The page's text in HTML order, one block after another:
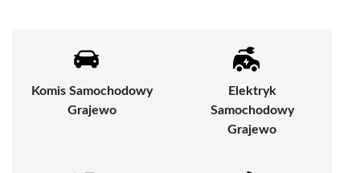
Komis Samochodowy
Grajewo
Elektryk
Samochodowy
Grajewo